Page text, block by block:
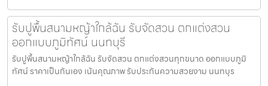
รับปูพื้นสนามหญ้าใกล้ฉัน รับจัดสวน ตกแต่งสวน
ออกแบบภูมิทัศน์ นนทบุรี
รับปูพื้นสนามหญ้าใกล้ฉัน รับจัดสวน ตกแต่งสวนทุกขนาด ออกแบบภูมิ
ทัศน์ ราคาเป็นกันเอง เน้นคุณภาพ รับประกันความสวยงาม นนทบุร